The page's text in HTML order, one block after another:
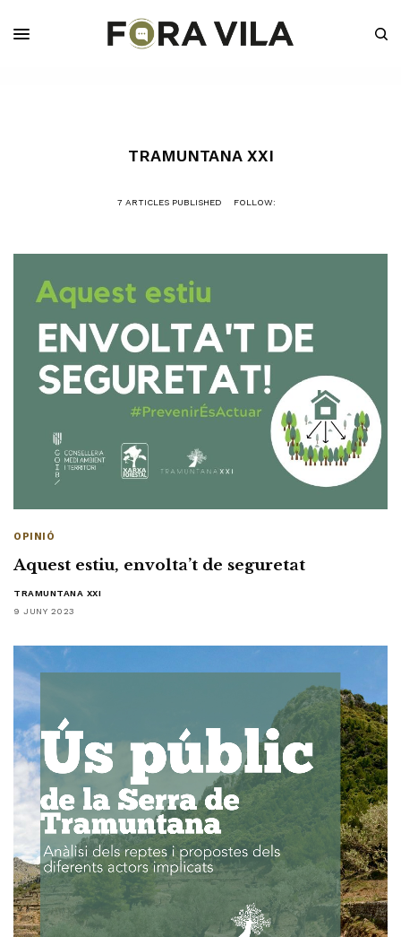
TRAMUNTANA XXI
7 ARTICLES PUBLISHED FOLLOW:
OPINIÓ
Aquest estiu, envolta’t de seguretat
TRAMUNTANA XXI
9 JUNY 2023